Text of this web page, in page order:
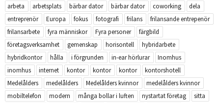
arbeta
arbetsplats bärbar dator bärbar dator coworking
dela
entreprenör
Europa fokus fotografi frilans
frilansande entrepenör
frilansarbete
fyra människor Fyra personer
färgbild
företagsverksamhet
gemenskap horisontell
hybridarbete
hybridkontor
hålla i förgrunden in-ear hörlurar
Inomhus
inomhus
internet kontor kontor kontor
kontorshotell
Medelålders
medelålders Medelålders kvinnor
medelålders kvinnor
mobiltelefon
modern många bollar i luften nystartat företag
sitta